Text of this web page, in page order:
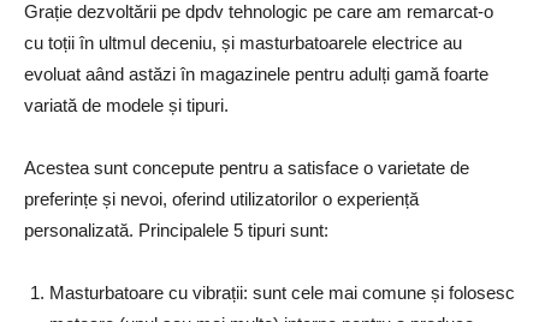
Grație dezvoltării pe dpdv tehnologic pe care am remarcat-o
cu toții în ultmul deceniu, și masturbatoarele electrice au
evoluat aând astăzi în magazinele pentru adulți gamă foarte
variată de modele și tipuri.
Acestea sunt concepute pentru a satisface o varietate de
preferințe și nevoi, oferind utilizatorilor o experiență
personalizată. Principalele 5 tipuri sunt:
Masturbatoare cu vibrații: sunt cele mai comune și folosesc